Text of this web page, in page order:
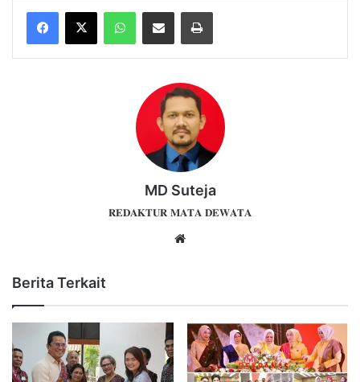
WhatsAppShare via Email Print
MD Suteja
𝐑𝐄𝐃𝐀𝐊𝐓𝐔𝐑 𝐌𝐀𝐓𝐀 𝐃𝐄𝐖𝐀𝐓𝐀
Berita Terkait